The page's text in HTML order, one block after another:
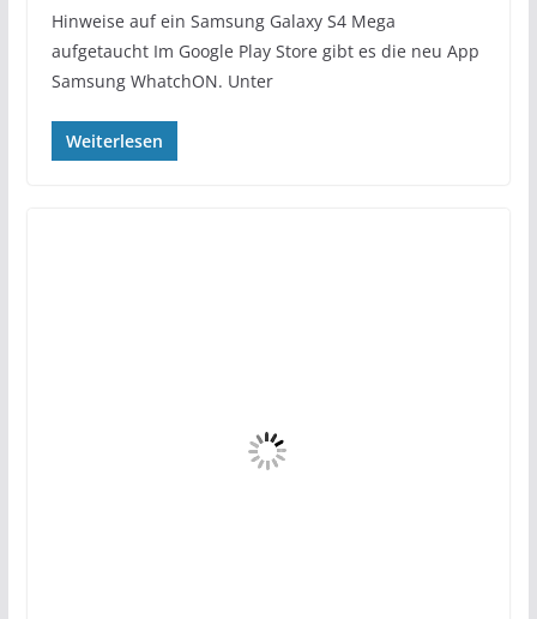
Hinweise auf ein Samsung Galaxy S4 Mega
aufgetaucht Im Google Play Store gibt es die neu App
Samsung WhatchON. Unter
Weiterlesen